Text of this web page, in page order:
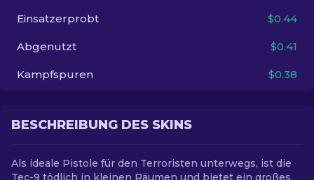
Einsatzerprobt $0.44
Abgenutzt $0.41
Kampfspuren $0.38
BESCHREIBUNG DES SKINS
Als ideale Pistole für den Terroristen unterwegs, ist die
Tec-9 tödlich in kleinen Räumen und bietet ein großes